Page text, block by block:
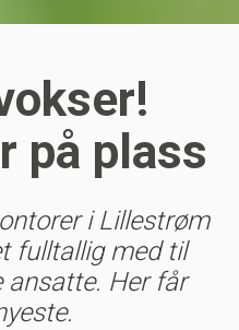
på plass
i Lillestrøm
fulltallig med til
ansatte. Her får